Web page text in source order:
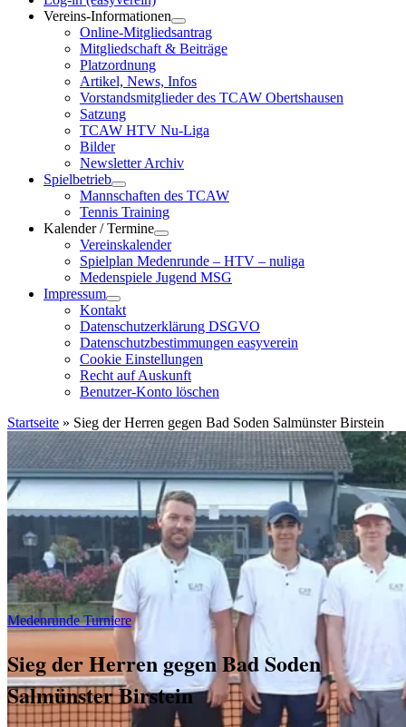
Vereins-Informationen
Online-Mitgliedsantrag
Mitgliedschaft & Beiträge
Platzordnung
Artikel, News, Infos
Vorstandsmitglieder des TCAW Obertshausen
Satzung
TCAW HTV Nu-Liga
Bilder
Newsletter Archiv
Spielbetrieb
Mannschaften des TCAW
Tennis Training
Kalender / Termine
Vereinskalender
Spielplan Medenrunde – HTV – nuliga
Medenspiele Jugend MSG
Impressum
Kontakt
Datenschutzerklärung DSGVO
Datenschutzbestimmungen easyverein
Cookie Einstellungen
Recht auf Auskunft
Benutzer-Konto löschen
Startseite » Sieg der Herren gegen Bad Soden Salmünster Birstein
Medenrunde Turniere
Sieg der Herren gegen Bad Soden
Salmünster Birstein